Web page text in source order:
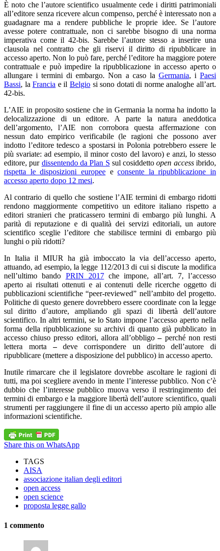
È noto che l’autore scientifico usualmente cede i diritti patrimoniali
all’editore senza ricevere alcun compenso, perché è interessato non a
guadagnare ma a rendere pubbliche le proprie idee. Se l’autore
avesse potere contrattuale, non ci sarebbe bisogno di una norma
imperativa come il 42-bis. Sarebbe l’autore stesso a inserire una
clausola nel contratto che gli riservi il diritto di ripubblicare in
accesso aperto. Non lo può fare, perché l’editore ha maggiore potere
contrattuale e può impedire la ripubblicazione in accesso aperto o
allungare i termini di embargo. Non a caso la Germania, iPaesi
Bassi, laFrancia e il Belgiosi sono dotati di norme analoghe all’art.
42-bis.
L’AIE in proposito sostiene che in Germania la norma ha indotto la
delocalizzazione di un editore. A parte la natura aneddotica
dell’argomento, l’AIE non corrobora questa affermazione con
nessun dato empirico verificabile (le ragioni che possono aver
indotto l’editore tedesco a spostarsi in Polonia potrebbero essere le
più svariate: ad esempio, il minor costo del lavoro) e anzi, lo stesso
editore, pur dissentendo da Plan S sul cosiddettoopen accessibrido,
rispetta le disposizioni europeeeconsente la ripubblicazione in
accesso aperto dopo 12 mesi.
Al contrario di quello che sostiene l’AIE termini di embargo ridotti
rendono maggiormente competitivo un editore italiano rispetto a
editori stranieri che praticassero termini di embargo più lunghi. A
parità di reputazione e di qualità dei servizi editoriali, un autore
scientifico sceglie l’editore che stabilisce termini di embargo più
lunghi o più ridotti?
In Italia il MIUR ha già imboccato la via dell’accesso aperto,
attuando, ad esempio, la legge 112/2013 di cui si discute la modifica
nell’ultimo bando PRIN 2017che impone, all’art. 7, l’accesso
aperto ai risultati ottenuti e ai contenuti delle ricerche oggetto di
pubblicazioni scientifiche “peer-reviewed” nell’ambito del progetto.
Politiche di questo genere dovrebbero essere coordinate con la legge
sul diritto d’autore, ampliando gli spazi di libertà dell’autore
scientifico. In altri termini, se lo Stato impone l’accesso aperto nella
forma della ripubblicazione su archivi di quanto già pubblicato in
accesso chiuso presso editori, allora all’obbligo– perché non resti
lettera morta –deve corrispondere un diritto dell’autore di
ripubblicare (mettere a disposizione del pubblico) in accesso aperto.
Inutile rimarcare che il legislatore dovrebbe ascoltare le ragioni di
tutti, ma poi scegliere avendo in mente l’interesse pubblico. Non c’è
dubbio che l’interesse pubblico muova verso il restringimento dei
termini di embargo e la maggiore libertà dell’autore scientifico, quali
strumenti per raggiungere il fine di un accesso aperto più ampio alle
informazioni scientifiche.
Share this on WhatsApp
TAGS
AISA
associazione italian degli editori
open access
open science
proposta legge gallo
1 commento